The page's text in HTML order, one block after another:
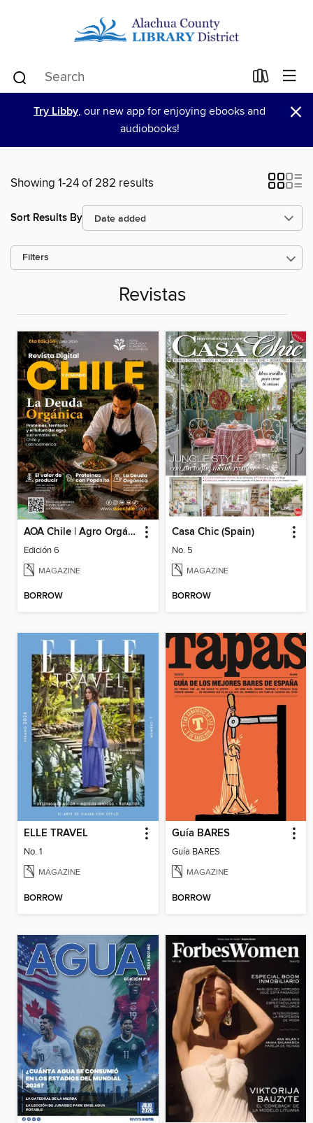
Try Libby, our new app for enjoying ebooks and
audiobooks!
×
Showing 1-24 of 282 results
Sort Results By
Filters
Revistas
AOA Chile | Agro Orgánico & Alimentos Saludables
Edición 6
MAGAZINE
BORROW
Casa Chic (Spain)
No. 5
MAGAZINE
BORROW
ELLE TRAVEL
No. 1
MAGAZINE
BORROW
Guía BARES
Guía BARES
MAGAZINE
BORROW